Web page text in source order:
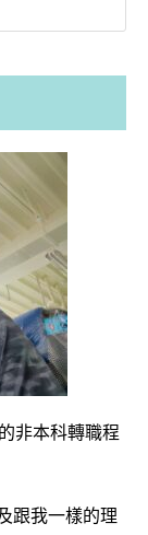
非本科轉職程
跟我一樣的理